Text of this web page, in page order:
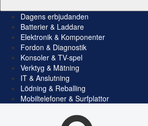
Dagens erbjudanden
Batterier & Laddare
Elektronik & Komponenter
Fordon & Diagnostik
Konsoler & TV-spel
Verktyg & Mätning
IT & Anslutning
Lödning & Reballing
Mobiltelefoner & Surfplattor